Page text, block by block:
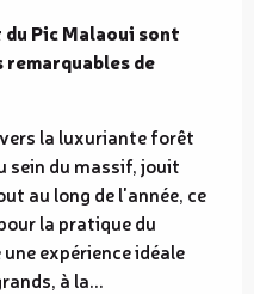
du Pic Malaoui sont
remarquables de
la luxuriante forêt
sein du massif, jouit
au long de l'année, ce
la pratique du
expérience idéale
à la...